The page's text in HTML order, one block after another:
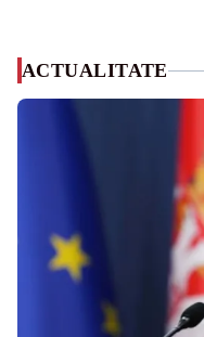
ACTUALITATE